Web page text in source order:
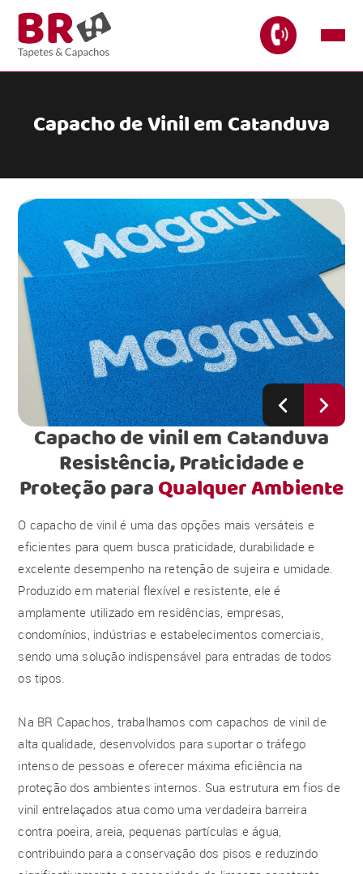
Capacho de Vinil em Catanduva
Capacho de vinil em Catanduva
Resistência, Praticidade e
Proteção paraQualquer Ambiente
O capacho de vinil é uma das opções mais versáteis e
eficientes para quem busca praticidade, durabilidade e
excelente desempenho na retenção de sujeira e umidade.
Produzido em material flexível e resistente, ele é
amplamente utilizado em residências, empresas,
condomínios, indústrias e estabelecimentos comerciais,
sendo uma solução indispensável para entradas de todos
os tipos.
Na BR Capachos, trabalhamos com capachos de vinil de
alta qualidade, desenvolvidos para suportar o tráfego
intenso de pessoas e oferecer máxima eficiência na
proteção dos ambientes internos. Sua estrutura em fios de
vinil entrelaçados atua como uma verdadeira barreira
contra poeira, areia, pequenas partículas e água,
contribuindo para a conservação dos pisos e reduzindo